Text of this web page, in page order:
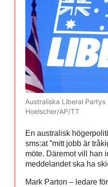
Australiska Liberal Partys
Hoelscher/AP/TT
En australisk
sms:at ”mitt jobb är
möte. Däremot vill han
meddelandet ska ha
Mark Parton – ledare